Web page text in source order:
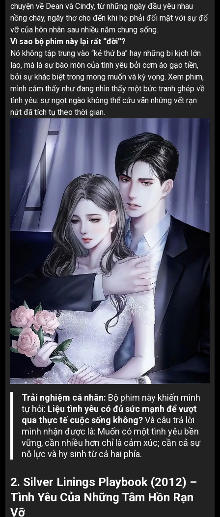
chuyện về Dean và Cindy, từ những ngày đầu yêu nhau
nồng cháy, ngây thơ cho đến khi họ phải đối mặt với sự đổ
vỡ của hôn nhân sau nhiều năm chung sống.
Vì sao bộ phim này lại rất “đời”?
Nó không tập trung vào “kẻ thứ ba” hay những bi kịch lớn
lao, mà là sự bào mòn của tình yêu bởi cơm áo gạo tiền,
bởi sự khác biệt trong mong muốn và kỳ vọng. Xem phim,
mình cảm thấy như đang nhìn thấy một bức tranh ghép về
tình yêu: sự ngọt ngào không thể cứu vãn những vết rạn
nứt đã tích tụ theo thời gian.
Trải nghiệm cá nhân: Bộ phim này khiến mình
tự hỏi: Liệu tình yêu có đủ sức mạnh để vượt
qua thực tế cuộc sống không?Và câu trả lời
mình nhận được là: Muốn có một tình yêu bền
vững, cần nhiều hơn chỉ là cảm xúc; cần cả sự
nỗ lực và hy sinh từ cả hai phía.
2. Silver Linings Playbook (2012) –
Tình Yêu Của Những Tâm Hồn Rạn
Vỡ